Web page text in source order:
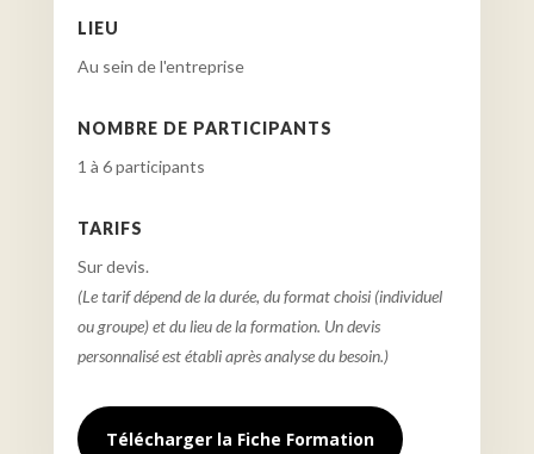
LIEU
Au sein de l'entreprise
NOMBRE DE PARTICIPANTS
1 à 6 participants
TARIFS
Sur devis.
(Le tarif dépend de la durée, du format choisi (individuel
ou groupe) et du lieu de la formation. Un devis
personnalisé est établi après analyse du besoin.)
Télécharger la Fiche Formation